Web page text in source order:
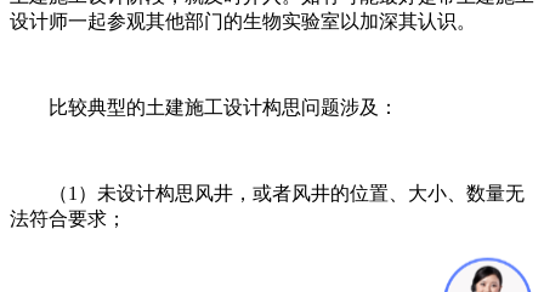
设计师一起参观其他部门的生物实验室以加深其认识。
比较典型的土建施工设计构思问题涉及：
（1）未设计构思风井，或者风井的位置、大小、数量无
法符合要求；